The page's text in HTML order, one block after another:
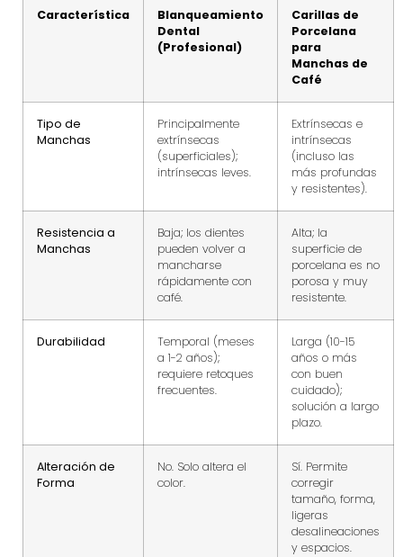
Característica
Blanqueamiento
Dental
(Profesional)
Carillas de
Porcelana
para
Manchas de
Café
Tipo de
Manchas
Principalmente
extrínsecas
(superficiales);
intrínsecas leves.
Extrínsecas e
intrínsecas
(incluso las
más profundas
y resistentes).
Resistencia a
Manchas
Baja; los dientes
pueden volver a
mancharse
rápidamente con
café.
Alta; la
superficie de
porcelana es no
porosa y muy
resistente.
Durabilidad
Temporal (meses
a 1-2 años);
requiere retoques
frecuentes.
Larga (10-15
años o más
con buen
cuidado);
solución a largo
plazo.
Alteración de
Forma
No. Solo altera el
color.
Sí. Permite
corregir
tamaño, forma,
ligeras
desalineaciones
y espacios.